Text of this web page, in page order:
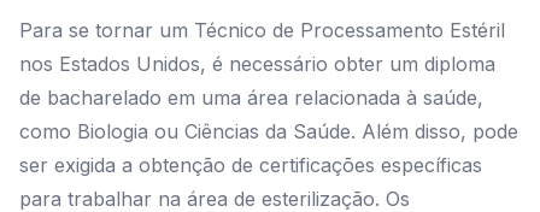
Para se tornar um Técnico de Processamento Estéril
nos Estados Unidos, é necessário obter um diploma
de bacharelado em uma área relacionada à saúde,
como Biologia ou Ciências da Saúde. Além disso, pode
ser exigida a obtenção de certificações específicas
para trabalhar na área de esterilização. Os